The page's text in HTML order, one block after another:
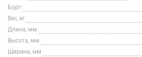
Борт
Вес, кг
Длина, мм
Высота, мм
Ширина, мм